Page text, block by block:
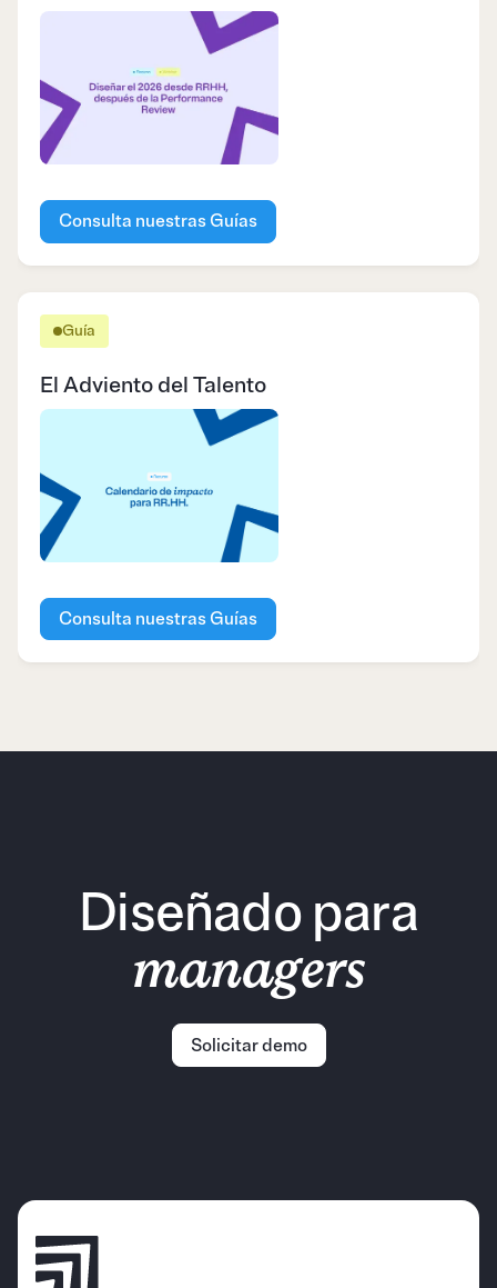
Consulta nuestras Guías
Guía
El Adviento del Talento​
Consulta nuestras Guías
Diseñado para
managers
Solicitar demo